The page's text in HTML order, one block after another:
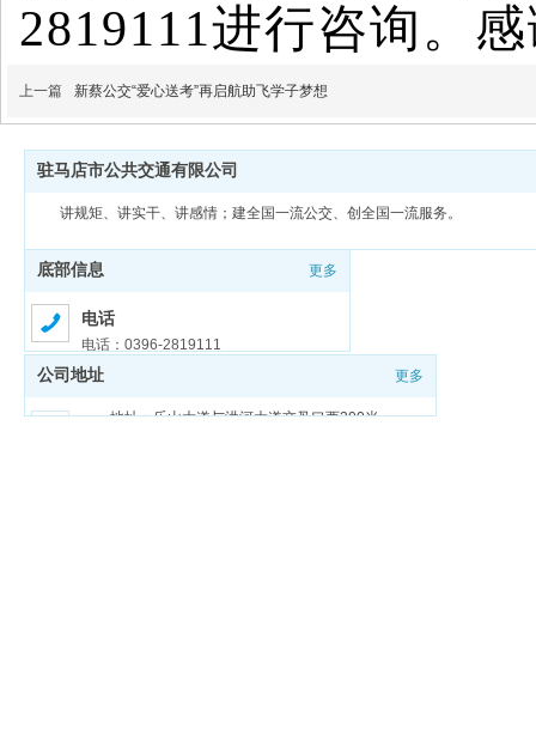
2819111进行咨询。
上一篇 新蔡公交“爱心送考”再启航助飞学子梦想
驻马店市公共交通有限公司
讲规矩、讲实干、讲感情；建全国一流公交、创全国一流服务。
底部信息 更多
电话
电话：0396-2819111
邮箱
邮箱：zmdgongjiao@sina.com
公司地址 更多
地址：乐山大道与洪河大道交叉口西200米